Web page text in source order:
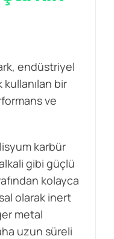
endüstriyel
kullanılan bir
ve
karbür
gibi güçlü
kolayca
olarak inert
metal
uzun süreli